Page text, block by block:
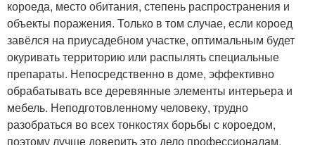
короеда, место обитания, степень распространения и
объекты поражения. Только в том случае, если короед
завёлся на приусадебном участке, оптимальным будет
окуривать территорию или распылять специальные
препараты. Непосредственно в доме, эффективно
обрабатывать все деревянные элементы интерьера и
мебель. Неподготовленному человеку, трудно
разобраться во всех тонкостях борьбы с короедом,
поэтому лучше доверить это дело профессионалам.